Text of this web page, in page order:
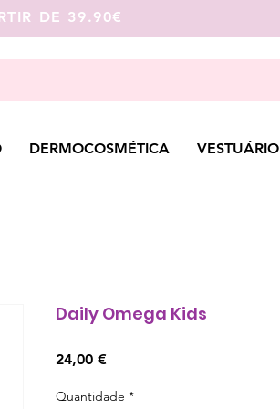
DERMOCOSMÉTICA VESTUÁRIO
DE 39.90€
Daily Omega Kids
24,00 €Preço
Quantidade *